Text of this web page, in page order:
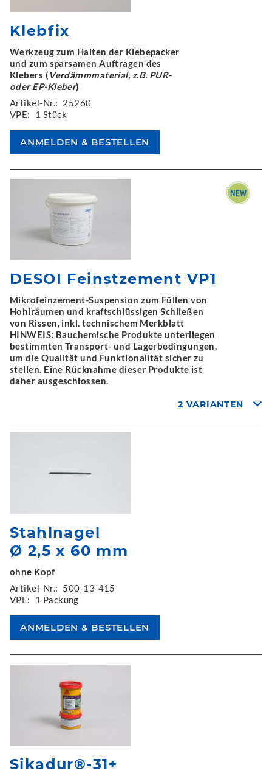
Klebfix
Werkzeug zum Halten der Klebepacker
und zum sparsamen Auftragen des
Klebers (Verdämmmaterial, z.B. PUR-
oder EP-Kleber)
Artikel-Nr.: 25260
VPE:
1 Stück
DESOI Feinstzement VP1
Mikrofeinzement-Suspension zum Füllen von
Hohlräumen und kraftschlüssigen Schließen
von Rissen, inkl. technischem Merkblatt
HINWEIS: Bauchemische Produkte unterliegen
bestimmten Transport- und Lagerbedingungen,
um die Qualität und Funktionalität sicher zu
stellen. Eine Rücknahme dieser Produkte ist
daher ausgeschlossen.
2 VARIANTEN
Stahlnagel
Ø 2,5 x 60 mm
ohne Kopf
Artikel-Nr.: 500-13-415
VPE:
1 Packung
Sikadur®-31+